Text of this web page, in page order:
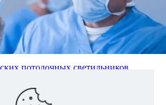
потолочных светильников